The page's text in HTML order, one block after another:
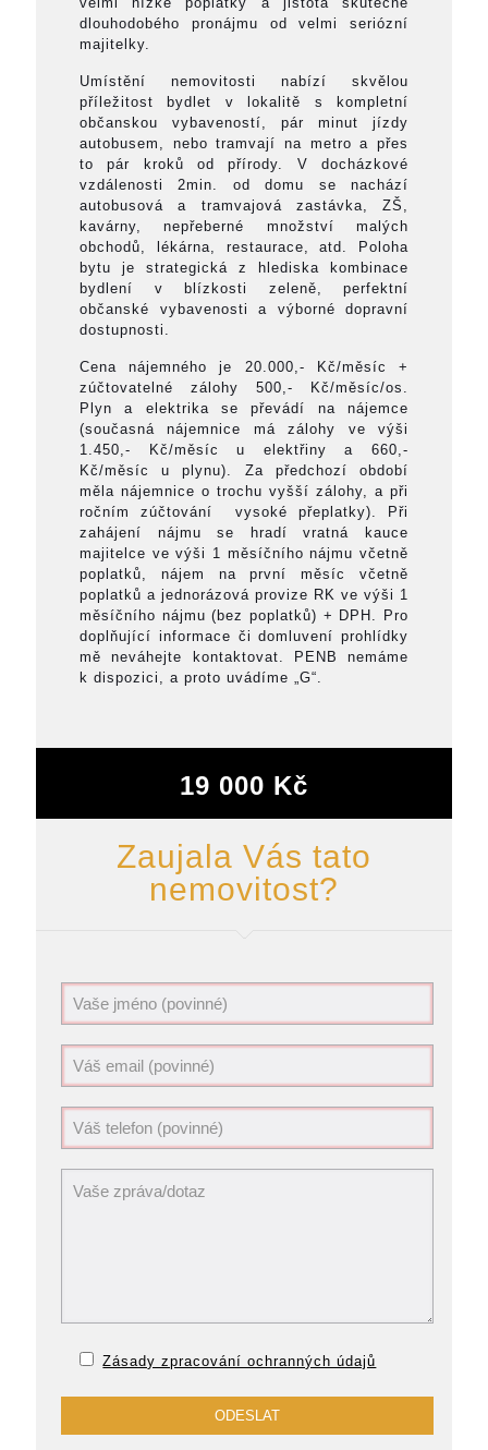
dlouhodobého pronájmu od velmi seriózní
majitelky.
Umístění nemovitosti nabízí skvělou
příležitost bydlet v lokalitě s kompletní
občanskou vybaveností, pár minut jízdy
autobusem, nebo tramvají na metro a přes
to pár kroků od přírody. V docházkové
vzdálenosti 2min. od domu se nachází
autobusová a tramvajová zastávka, ZŠ,
kavárny, nepřeberné množství malých
obchodů, lékárna, restaurace, atd. Poloha
bytu je strategická z hlediska kombinace
bydlení v blízkosti zeleně, perfektní
občanské vybavenosti a výborné dopravní
dostupnosti.
Cena nájemného je 20.000,- Kč/měsíc +
zúčtovatelné zálohy 500,- Kč/měsíc/os.
Plyn a elektrika se převádí na nájemce
(současná nájemnice má zálohy ve výši
1.450,- Kč/měsíc u elektřiny a 660,-
Kč/měsíc u plynu). Za předchozí období
měla nájemnice o trochu vyšší zálohy, a při
ročním zúčtování vysoké přeplatky). Při
zahájení nájmu se hradí vratná kauce
majitelce ve výši 1 měsíčního nájmu včetně
poplatků, nájem na první měsíc včetně
poplatků a jednorázová provize RK ve výši 1
měsíčního nájmu (bez poplatků) + DPH. Pro
doplňující informace či domluvení prohlídky
mě neváhejte kontaktovat. PENB nemáme
k dispozici, a proto uvádíme „G“.
19 000 Kč
Zaujala Vás tato
nemovitost?
Zásady zpracování ochranných údajů